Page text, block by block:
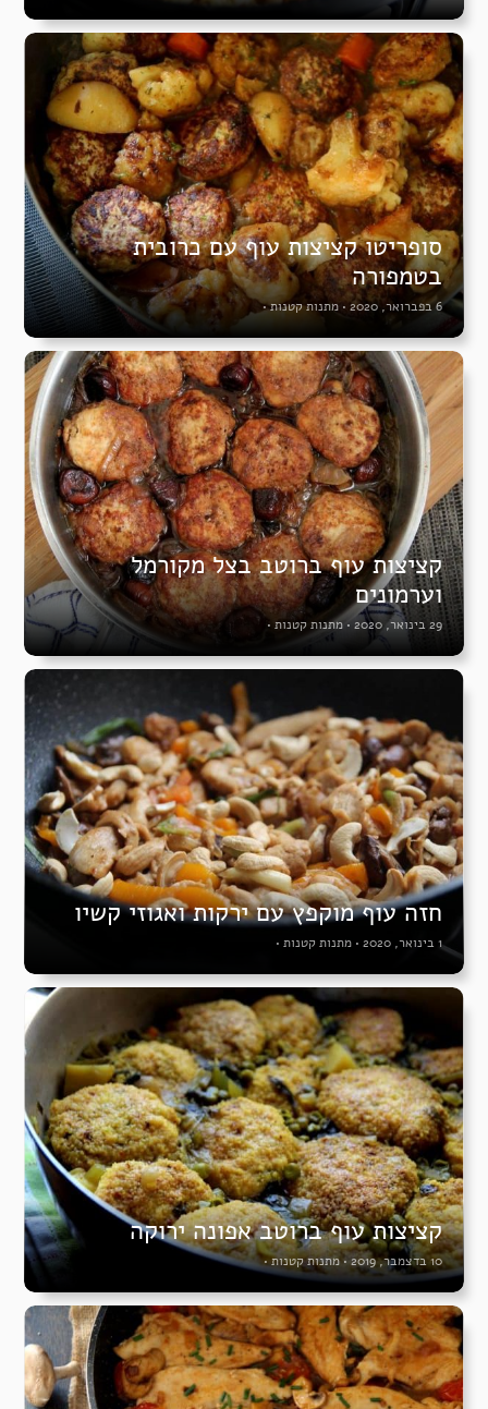
סופריטו קציצות עוף עם כרובית
בטמפורה
6 בפברואר, 2020 • מתנות קטנות•
קציצות עוף ברוטב בצל מקורמל
וערמונים
29 בינואר, 2020 • מתנות קטנות •
חזה עוף מוקפץ עם ירקות ואגוזי קשיו
1 בינואר, 2020 • מתנות קטנות •
קציצות עוף ברוטב אפונה ירוקה
10 בדצמבר, 2019 • מתנות קטנות•